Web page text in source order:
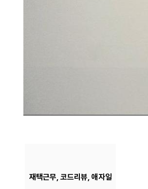
재택근무, 코드리뷰, 애자일